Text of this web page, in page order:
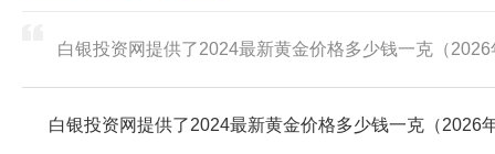
白银投资网提供了2024最新黄金价格多少钱一克（
白银投资网提供了2024最新黄金价格多少钱一克（2026